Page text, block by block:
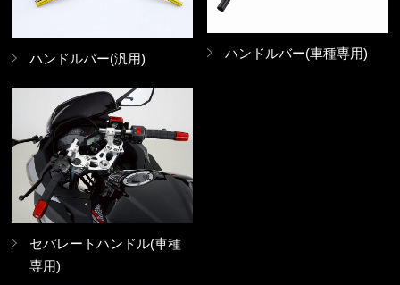
ハンドルバー(汎用) ハンドルバー(車種専用)
セパレートハンドル(車種
専用)